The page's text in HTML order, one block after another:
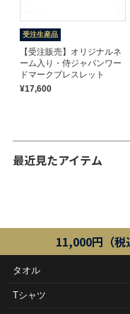
受注生産品
【受注販売】オリジナルネ
ーム入り・侍ジャパンワー
ドマークブレスレット
¥17,600
最近見たアイテム
11,000円（税
タオル
Tシャツ